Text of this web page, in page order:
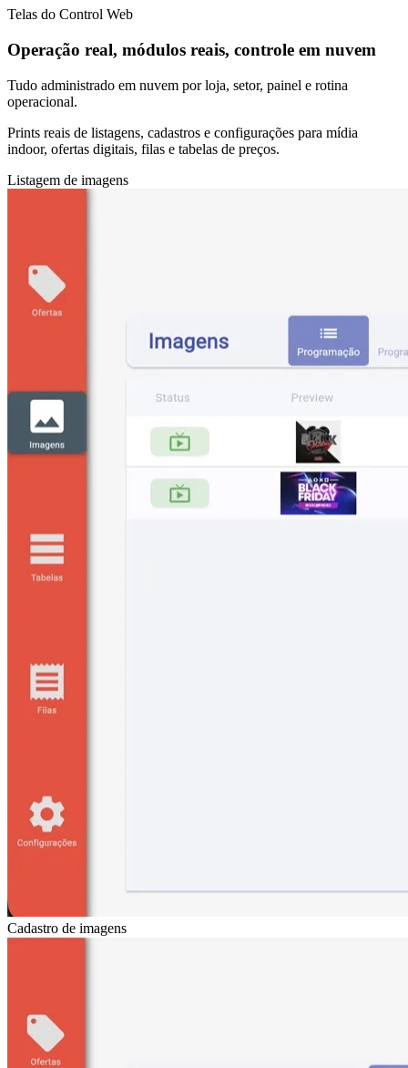
Telas do Control Web
Operação real, módulos reais, controle em nuvem
Tudo administrado em nuvem por loja, setor, painel e rotina
operacional.
Prints reais de listagens, cadastros e configurações para mídia
indoor, ofertas digitais, filas e tabelas de preços.
Listagem de imagens
Cadastro de imagens